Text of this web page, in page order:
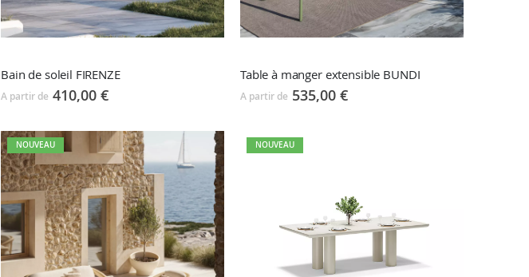
Bain de soleil FIRENZE
A partir de 410,00 €
Table à manger extensible BUNDI
A partir de 535,00 €
NOUVEAU NOUVEAU